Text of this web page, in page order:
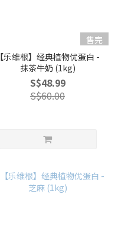
售完
【乐维根】经典植物优蛋白 -
抹茶牛奶 (1kg)
S$48.99
S$60.00